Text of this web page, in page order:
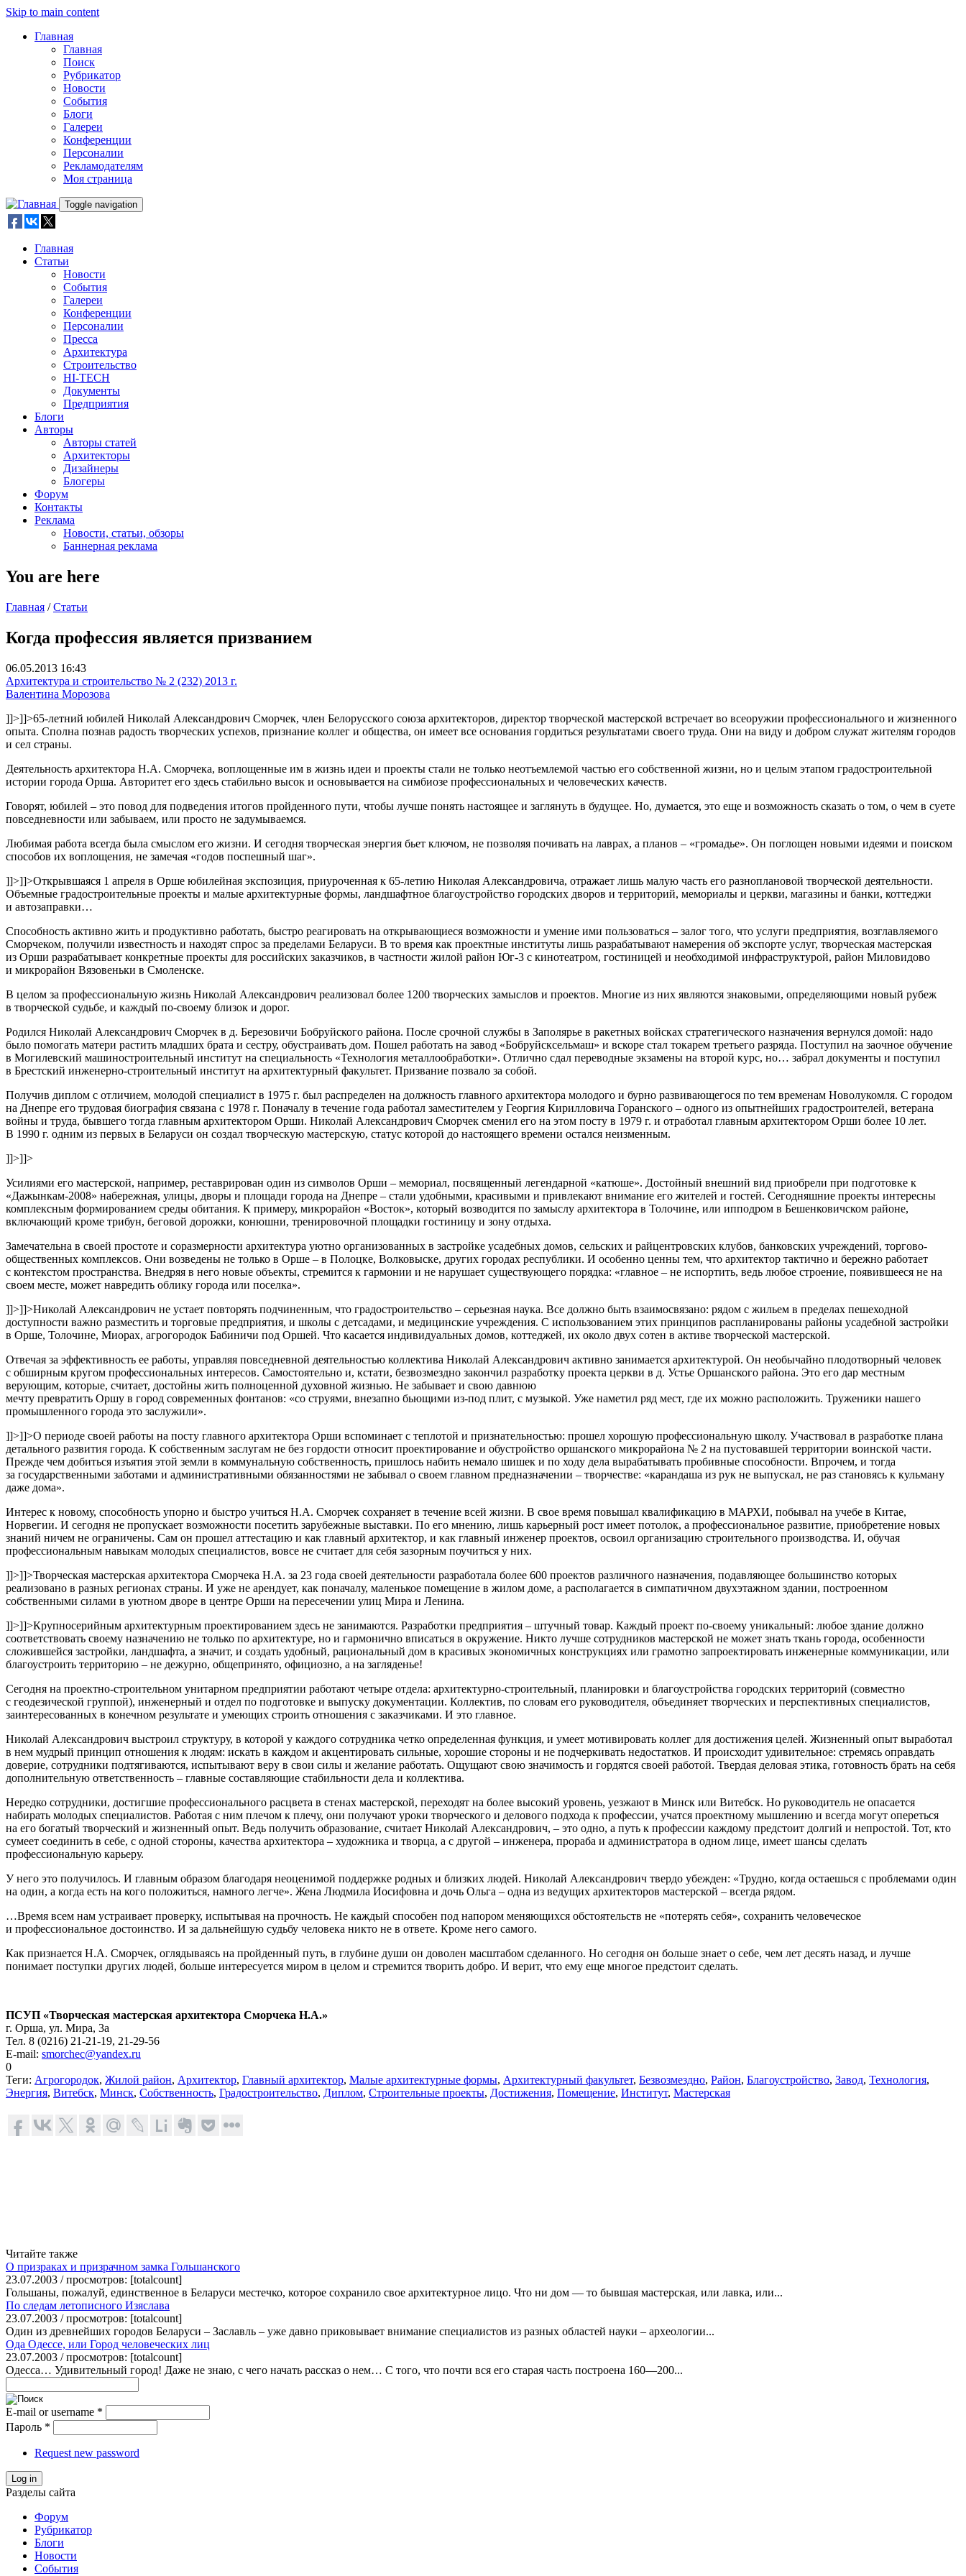
Skip to main content
Главная
Главная
Поиск
Рубрикатор
Новости
События
Блоги
Галереи
Конференции
Персоналии
Рекламодателям
Моя страница
Toggle navigation
Главная
Статьи
Новости
События
Галереи
Конференции
Персоналии
Пресса
Архитектура
Строительство
HI-TECH
Документы
Предприятия
Блоги
Авторы
Авторы статей
Архитекторы
Дизайнеры
Блогеры
Форум
Контакты
Реклама
Новости, статьи, обзоры
Баннерная реклама
You are here
Главная / Статьи
Когда профессия является призванием
06.05.2013 16:43
Архитектура и строительство № 2 (232) 2013 г.
Валентина Морозова
]]>]]>65-летний юбилей Николай Александрович Сморчек, член Белорусского союза архитекторов, директор творческой мастерской встречает во всеоружии профессионального и жизненного
опыта. Сполна познав радость творческих успехов, признание коллег и общества, он имеет все основания гордиться результатами своего труда. Они на виду и добром служат жителям городов
и сел страны.
Деятельность архитектора Н.А. Сморчека, воплощенные им в жизнь идеи и проекты стали не только неотъемлемой частью его собственной жизни, но и целым этапом градостроительной
истории города Орша. Авторитет его здесь стабильно высок и основывается на симбиозе профессиональных и человеческих качеств.
Говорят, юбилей – это повод для подведения итогов пройденного пути, чтобы лучше понять настоящее и заглянуть в будущее. Но, думается, это еще и возможность сказать о том, о чем в суете
повседневности или забываем, или просто не задумываемся.
Любимая работа всегда была смыслом его жизни. И сегодня творческая энергия бьет ключом, не позволяя почивать на лаврах, а планов – «громадье». Он поглощен новыми идеями и поиском
способов их воплощения, не замечая «годов поспешный шаг».
]]>]]>Открывшаяся 1 апреля в Орше юбилейная экспозиция, приуроченная к 65-летию Николая Александровича, отражает лишь малую часть его разноплановой творческой деятельности.
Объемные градостроительные проекты и малые архитектурные формы, ландшафтное благоустройство городских дворов и территорий, мемориалы и церкви, магазины и банки, коттеджи
и автозаправки…
Способность активно жить и продуктивно работать, быстро реагировать на открывающиеся возможности и умение ими пользоваться – залог того, что услуги предприятия, возглавляемого
Сморчеком, получили известность и находят спрос за пределами Беларуси. В то время как проектные институты лишь разрабатывают намерения об экспорте услуг, творческая мастерская
из Орши разрабатывает конкретные проекты для российских заказчиков, в частности жилой район Юг-3 с кинотеатром, гостиницей и необходимой инфраструктурой, район Миловидово
и микрорайон Вязовеньки в Смоленске.
В целом за профессиональную жизнь Николай Александрович реализовал более 1200 творческих замыслов и проектов. Многие из них являются знаковыми, определяющими новый рубеж
в творческой судьбе, и каждый по-своему близок и дорог.
Родился Николай Александрович Сморчек в д. Березовичи Бобруйского района. После срочной службы в Заполярье в ракетных войсках стратегического назначения вернулся домой: надо
было помогать матери растить младших брата и сестру, обустраивать дом. Пошел работать на завод «Бобруйсксельмаш» и вскоре стал токарем третьего разряда. Поступил на заочное обучение
в Могилевский машиностроительный институт на специальность «Технология металлообработки». Отлично сдал переводные экзамены на второй курс, но… забрал документы и поступил
в Брестский инженерно-строительный институт на архитектурный факультет. Призвание позвало за собой.
Получив диплом с отличием, молодой специалист в 1975 г. был распределен на должность главного архитектора молодого и бурно развивающегося по тем временам Новолукомля. С городом
на Днепре его трудовая биография связана с 1978 г. Поначалу в течение года работал заместителем у Георгия Кирилловича Горанского – одного из опытнейших градостроителей, ветерана
войны и труда, бывшего тогда главным архитектором Орши. Николай Александрович Сморчек сменил его на этом посту в 1979 г. и отработал главным архитектором Орши более 10 лет.
В 1990 г. одним из первых в Беларуси он создал творческую мастерскую, статус которой до настоящего времени остался неизменным.
]]>]]>
Усилиями его мастерской, например, реставрирован один из символов Орши – мемориал, посвященный легендарной «катюше». Достойный внешний вид приобрели при подготовке к
«Дажынкам-2008» набережная, улицы, дворы и площади города на Днепре – стали удобными, красивыми и привлекают внимание его жителей и гостей. Сегодняшние проекты интересны
комплексным формированием среды обитания. К примеру, микрорайон «Восток», который возводится по замыслу архитектора в Толочине, или ипподром в Бешенковичском районе,
включающий кроме трибун, беговой дорожки, конюшни, тренировочной площадки гостиницу и зону отдыха.
Замечательна в своей простоте и соразмерности архитектура уютно организованных в застройке усадебных домов, сельских и райцентровских клубов, банковских учреждений, торгово-
общественных комплексов. Они возведены не только в Орше – в Полоцке, Волковыске, других городах республики. И особенно ценны тем, что архитектор тактично и бережно работает
с контекстом пространства. Внедряя в него новые объекты, стремится к гармонии и не нарушает существующего порядка: «главное – не испортить, ведь любое строение, появившееся не на
своем месте, может навредить облику города или поселка».
]]>]]>Николай Александрович не устает повторять подчиненным, что градостроительство – серьезная наука. Все должно быть взаимосвязано: рядом с жильем в пределах пешеходной
доступности важно разместить и торговые предприятия, и школы с детсадами, и медицинские учреждения. С использованием этих принципов распланированы районы усадебной застройки
в Орше, Толочине, Миорах, агрогородок Бабиничи под Оршей. Что касается индивидуальных домов, коттеджей, их около двух сотен в активе творческой мастерской.
Отвечая за эффективность ее работы, управляя повседневной деятельностью коллектива Николай Александрович активно занимается архитектурой. Он необычайно плодотворный человек
с обширным кругом профессиональных интересов. Самостоятельно и, кстати, безвозмездно закончил разработку проекта церкви в д. Устье Оршанского района. Это его дар местным
верующим, которые, считает, достойны жить полноценной духовной жизнью. Не забывает и свою давнюю
мечту превратить Оршу в город современных фонтанов: «со струями, внезапно бьющими из-под плит, с музыкой. Уже наметил ряд мест, где их можно расположить. Труженики нашего
промышленного города это заслужили».
]]>]]>О периоде своей работы на посту главного архитектора Орши вспоминает с теплотой и признательностью: прошел хорошую профессиональную школу. Участвовал в разработке плана
детального развития города. К собственным заслугам не без гордости относит проектирование и обустройство оршанского микрорайона № 2 на пустовавшей территории воинской части.
Прежде чем добиться изъятия этой земли в коммунальную собственность, пришлось набить немало шишек и по ходу дела вырабатывать пробивные способности. Впрочем, и тогда
за государственными заботами и административными обязанностями не забывал о своем главном предназначении – творчестве: «карандаша из рук не выпускал, не раз становясь к кульману
даже дома».
Интерес к новому, способность упорно и быстро учиться Н.А. Сморчек сохраняет в течение всей жизни. В свое время повышал квалификацию в МАРХИ, побывал на учебе в Китае,
Норвегии. И сегодня не пропускает возможности посетить зарубежные выставки. По его мнению, лишь карьерный рост имеет потолок, а профессиональное развитие, приобретение новых
знаний ничем не ограничены. Сам он прошел аттестацию и как главный архитектор, и как главный инженер проектов, освоил организацию строительного производства. И, обучая
профессиональным навыкам молодых специалистов, вовсе не считает для себя зазорным поучиться у них.
]]>]]>Творческая мастерская архитектора Сморчека Н.А. за 23 года своей деятельности разработала более 600 проектов различного назначения, подавляющее большинство которых
реализовано в разных регионах страны. И уже не арендует, как поначалу, маленькое помещение в жилом доме, а располагается в симпатичном двухэтажном здании, построенном
собственными силами в уютном дворе в центре Орши на пересечении улиц Мира и Ленина.
]]>]]>Крупносерийным архитектурным проектированием здесь не занимаются. Разработки предприятия – штучный товар. Каждый проект по-своему уникальный: любое здание должно
соответствовать своему назначению не только по архитектуре, но и гармонично вписаться в окружение. Никто лучше сотрудников мастерской не может знать ткань города, особенности
сложившейся застройки, ландшафта, а значит, и создать удобный, рациональный дом в красивых экономичных конструкциях или грамотно запроектировать инженерные коммуникации, или
благоустроить территорию – не дежурно, общепринято, официозно, а на загляденье!
Сегодня на проектно-строительном унитарном предприятии работают четыре отдела: архитектурно-строительный, планировки и благоустройства городских территорий (совместно
с геодезической группой), инженерный и отдел по подготовке и выпуску документации. Коллектив, по словам его руководителя, объединяет творческих и перспективных специалистов,
заинтересованных в конечном результате и умеющих строить отношения с заказчиками. И это главное.
Николай Александрович выстроил структуру, в которой у каждого сотрудника четко определенная функция, и умеет мотивировать коллег для достижения целей. Жизненный опыт выработал
в нем мудрый принцип отношения к людям: искать в каждом и акцентировать сильные, хорошие стороны и не подчеркивать недостатков. И происходит удивительное: стремясь оправдать
доверие, сотрудники подтягиваются, испытывают веру в свои силы и желание работать. Ощущают свою значимость и гордятся своей работой. Твердая деловая этика, готовность брать на себя
дополнительную ответственность – главные составляющие стабильности дела и коллектива.
Нередко сотрудники, достигшие профессионального расцвета в стенах мастерской, переходят на более высокий уровень, уезжают в Минск или Витебск. Но руководитель не опасается
набирать молодых специалистов. Работая с ним плечом к плечу, они получают уроки творческого и делового подхода к профессии, учатся проектному мышлению и всегда могут опереться
на его богатый творческий и жизненный опыт. Ведь получить образование, считает Николай Александрович, – это одно, а путь к профессии каждому предстоит долгий и непростой. Тот, кто
сумеет соединить в себе, с одной стороны, качества архитектора – художника и творца, а с другой – инженера, прораба и администратора в одном лице, имеет шансы сделать
профессиональную карьеру.
У него это получилось. И главным образом благодаря неоценимой поддержке родных и близких людей. Николай Александрович твердо убежден: «Трудно, когда остаешься с проблемами один
на один, а когда есть на кого положиться, намного легче». Жена Людмила Иосифовна и дочь Ольга – одна из ведущих архитекторов мастерской – всегда рядом.
…Время всем нам устраивает проверку, испытывая на прочность. Не каждый способен под напором меняющихся обстоятельств не «потерять себя», сохранить человеческое
и профессиональное достоинство. И за дальнейшую судьбу человека никто не в ответе. Кроме него самого.
Как признается Н.А. Сморчек, оглядываясь на пройденный путь, в глубине души он доволен масштабом сделанного. Но сегодня он больше знает о себе, чем лет десять назад, и лучше
понимает поступки других людей, больше интересуется миром в целом и стремится творить добро. И верит, что ему еще многое предстоит сделать.
ПСУП «Творческая мастерская архитектора Сморчека Н.А.»
г. Орша, ул. Мира, 3а
Тел. 8 (0216) 21-21-19, 21-29-56
E-mail: smorchec@yandex.ru
0
Теги: Агрогородок, Жилой район, Архитектор, Главный архитектор, Малые архитектурные формы, Архитектурный факультет, Безвозмездно, Район, Благоустройство, Завод, Технология,
Энергия, Витебск, Минск, Собственность, Градостроительство, Диплом, Строительные проекты, Достижения, Помещение, Институт, Мастерская
Читайте также
О призраках и призрачном замка Гольшанского
23.07.2003 / просмотров: [totalcount]
Гольшаны, пожалуй, единственное в Беларуси местечко, которое сохранило свое архитектурное лицо. Что ни дом — то бывшая мастерская, или лавка, или...
По следам летописного Изяслава
23.07.2003 / просмотров: [totalcount]
Один из древнейших городов Беларуси – Заславль – уже давно приковывает внимание специалистов из разных областей науки – археологии...
Ода Одессе, или Город человеческих лиц
23.07.2003 / просмотров: [totalcount]
Одесса… Удивительный город! Даже не знаю, с чего начать рассказ о нем… С того, что почти вся его старая часть построена 160—200...
E-mail or username *
Пароль *
Request new password
Log in
Разделы сайта
Форум
Рубрикатор
Блоги
Новости
События